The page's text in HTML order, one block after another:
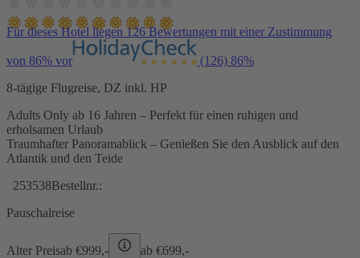
Für dieses Hotel liegen 126 Bewertungen mit einer Zustimmung
von 86% vor (126) 86%
8-tägige Flugreise, DZ inkl. HP
Adults Only ab 16 Jahren – Perfekt für einen ruhigen und
erholsamen Urlaub
Traumhafter Panoramablick – Genießen Sie den Ausblick auf den
Atlantik und den Teide
253538Bestellnr.:
Pauschalreise
Alter Preisab €999,- ab €699,-